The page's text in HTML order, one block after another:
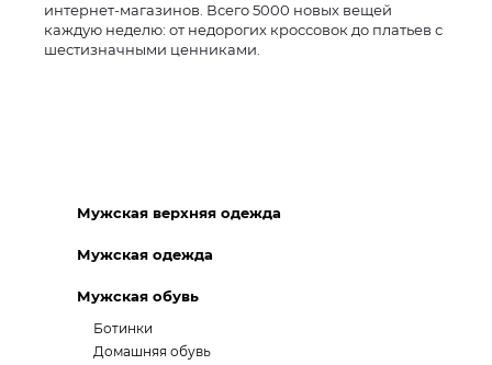
интернет-магазинов. Всего 5000 новых вещей
каждую неделю: от недорогих кроссовок до платьев с
шестизначными ценниками.
Мужская верхняя одежда
Мужская одежда
Мужская обувь
Ботинки
Домашняя обувь